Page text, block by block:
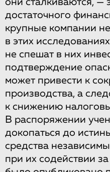
они сталкиваются, —
достаточного
крупные компании
в этих
не спешат в них
подтверждение
может привести к
производства, а
к снижению
В распоряжении
докопаться до
средства
при их содействии